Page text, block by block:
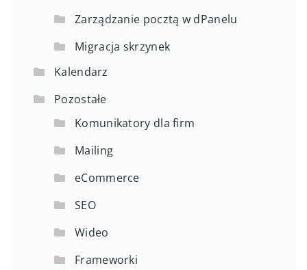
Zarządzanie pocztą w dPanelu
Migracja skrzynek
Kalendarz
Pozostałe
Komunikatory dla firm
Mailing
eCommerce
SEO
Wideo
Frameworki